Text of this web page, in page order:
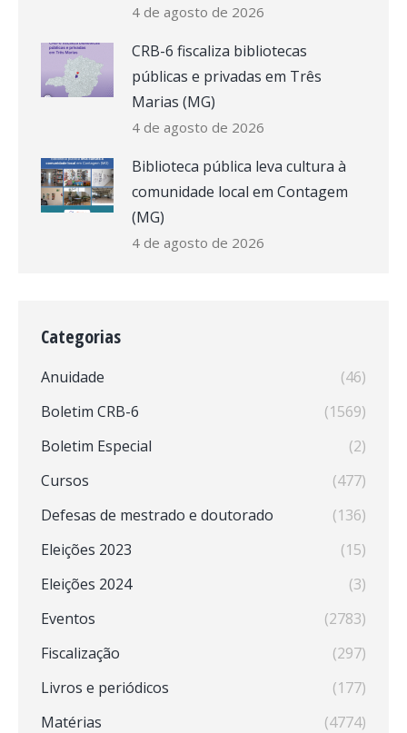
4 de agosto de 2026
CRB-6 fiscaliza bibliotecas
públicas e privadas em Três
Marias (MG)
4 de agosto de 2026
Biblioteca pública leva cultura à
comunidade local em Contagem
(MG)
4 de agosto de 2026
Categorias
Anuidade
(46)
Boletim CRB-6
(1569)
Boletim Especial
(2)
Cursos
(477)
Defesas de mestrado e doutorado
(136)
Eleições 2023
(15)
Eleições 2024
(3)
Eventos
(2783)
Fiscalização
(297)
Livros e periódicos
(177)
Matérias
(4774)